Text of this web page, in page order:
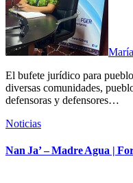
El bufete jurídico para pueblos indígenas quienes han acompañado a
diversas comunidades,
defensoras y defensores…
Noticias
Nan Ja’ – Madre Agua |